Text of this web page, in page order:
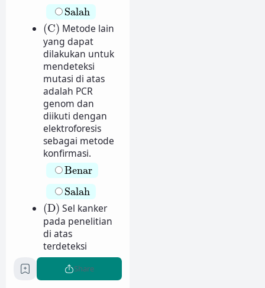
Salah
Salah
(C)
(C) Metode lain
yang dapat
dilakukan untuk
mendeteksi
mutasi di atas
adalah PCR
genom dan
diikuti dengan
elektroforesis
sebagai metode
konfirmasi.
Benar
Benar
Salah
Salah
(D)
(D) Sel kanker
pada penelitian
di atas
terdeteksi
bersifat
homozigot.
Benar
Share